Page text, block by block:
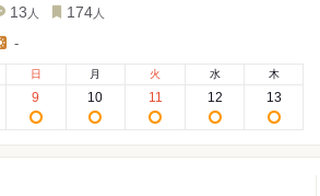
13 人 174 人
-
日
9
月
10
火
11
水
12
木
13